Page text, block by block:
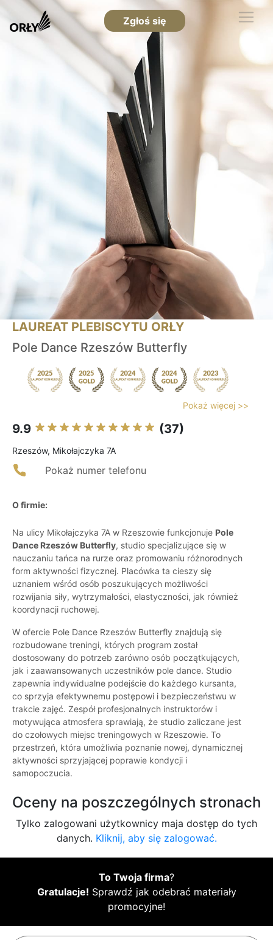
Zgłoś się
LAUREAT PLEBISCYTU ORŁY
Pole Dance Rzeszów Butterfly
Pokaż więcej >>
9.9 (37)
Rzeszów, Mikołajczyka 7A
Pokaż numer telefonu
O firmie:
Na ulicy Mikołajczyka 7A w Rzeszowie funkcjonuje Pole
Dance Rzeszów Butterfly, studio specjalizujące się w
nauczaniu tańca na rurze oraz promowaniu różnorodnych
form aktywności fizycznej. Placówka ta cieszy się
uznaniem wśród osób poszukujących możliwości
rozwijania siły, wytrzymałości, elastyczności, jak również
koordynacji ruchowej.
W ofercie Pole Dance Rzeszów Butterfly znajdują się
rozbudowane treningi, których program został
dostosowany do potrzeb zarówno osób początkujących,
jak i zaawansowanych uczestników pole dance. Studio
zapewnia indywidualne podejście do każdego kursanta,
co sprzyja efektywnemu postępowi i bezpieczeństwu w
trakcie zajęć. Zespół profesjonalnych instruktorów i
motywująca atmosfera sprawiają, że studio zaliczane jest
do czołowych miejsc treningowych w Rzeszowie. To
przestrzeń, która umożliwia poznanie nowej, dynamicznej
aktywności sprzyjającej poprawie kondycji i
samopoczucia.
Oceny na poszczególnych stronach
Tylko zalogowani użytkownicy maja dostęp do tych
danych. Kliknij, aby się zalogować.
To Twoja firma?
Gratulacje! Sprawdź jak odebrać materiały
promocyjne!